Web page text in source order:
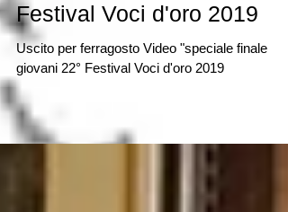
Festival Voci d'oro 2019
Uscito per ferragosto Video "speciale finale
giovani 22° Festival Voci d'oro 2019